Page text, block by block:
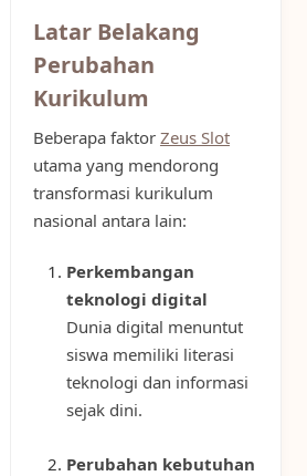
Latar Belakang
Perubahan
Kurikulum
Beberapa faktor Zeus Slot
utama yang mendorong
transformasi kurikulum
nasional antara lain:
Perkembangan
teknologi digital
Dunia digital menuntut
siswa memiliki literasi
teknologi dan informasi
sejak dini.
Perubahan kebutuhan